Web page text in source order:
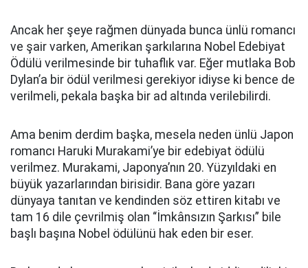
Ancak her şeye rağmen dünyada bunca ünlü romancı
ve şair varken, Amerikan şarkılarına Nobel Edebiyat
Ödülü verilmesinde bir tuhaflık var. Eğer mutlaka Bob
Dylan’a bir ödül verilmesi gerekiyor idiyse ki bence de
verilmeli, pekala başka bir ad altında verilebilirdi.
Ama benim derdim başka, mesela neden ünlü Japon
romancı Haruki Murakami’ye bir edebiyat ödülü
verilmez. Murakami, Japonya’nın 20. Yüzyıldaki en
büyük yazarlarından birisidir. Bana göre yazarı
dünyaya tanıtan ve kendinden söz ettiren kitabı ve
tam 16 dile çevrilmiş olan “İmkânsızın Şarkısı” bile
başlı başına Nobel ödülünü hak eden bir eser.